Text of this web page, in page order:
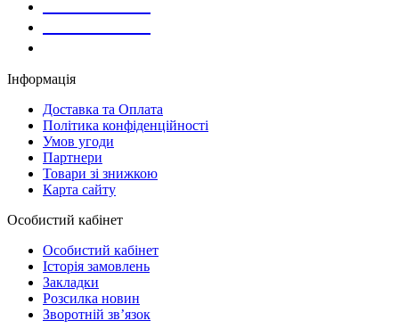
Інформація
Доставка та Оплата
Політика конфіденційності
Умов угоди
Партнери
Товари зі знижкою
Карта сайту
Особистий кабінет
Особистий кабінет
Історія замовлень
Закладки
Розсилка новин
Зворотній зв’язок